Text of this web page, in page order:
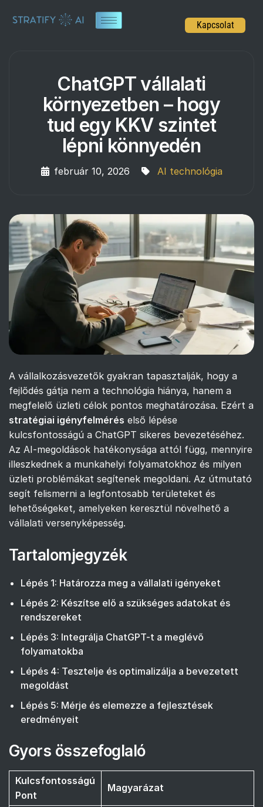
Kapcsolat
ChatGPT vállalati
környezetben – hogy
tud egy KKV szintet
lépni könnyedén
február 10, 2026 AI technológia
A vállalkozásvezetők gyakran tapasztalják, hogy a
fejlődés gátja nem a technológia hiánya, hanem a
megfelelő üzleti célok pontos meghatározása. Ezért a
stratégiai igényfelmérés első lépése
kulcsfontosságú a ChatGPT sikeres bevezetéséhez.
Az AI-megoldások hatékonysága attól függ, mennyire
illeszkednek a munkahelyi folyamatokhoz és milyen
üzleti problémákat segítenek megoldani. Az útmutató
segít felismerni a legfontosabb területeket és
lehetőségeket, amelyeken keresztül növelhető a
vállalati versenyképesség.
Tartalomjegyzék
Lépés 1: Határozza meg a vállalati igényeket
Lépés 2: Készítse elő a szükséges adatokat és
rendszereket
Lépés 3: Integrálja ChatGPT-t a meglévő
folyamatokba
Lépés 4: Tesztelje és optimalizálja a bevezetett
megoldást
Lépés 5: Mérje és elemezze a fejlesztések
eredményeit
Gyors összefoglaló
Kulcsfontosságú
Pont
Magyarázat